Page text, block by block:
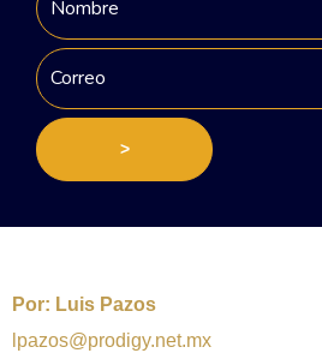
>
Por: Luis Pazos
lpazos@prodigy.net.mx